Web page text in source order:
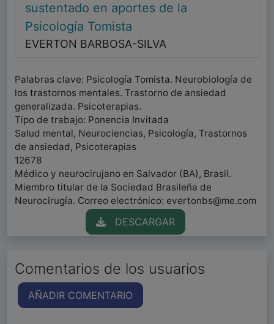
sustentado en aportes de la
Psicología Tomista
EVERTON BARBOSA-SILVA
Palabras clave: Psicología Tomista. Neurobiología de
los trastornos mentales. Trastorno de ansiedad
generalizada. Psicoterapias.
Tipo de trabajo: Ponencia Invitada
Salud mental, Neurociencias, Psicología, Trastornos
de ansiedad, Psicoterapias
12678
Médico y neurocirujano en Salvador (BA), Brasil.
Miembro titular de la Sociedad Brasileña de
Neurocirugía. Correo electrónico: evertonbs@me.com
DESCARGAR
Comentarios de los usuarios
AÑADIR COMENTARIO